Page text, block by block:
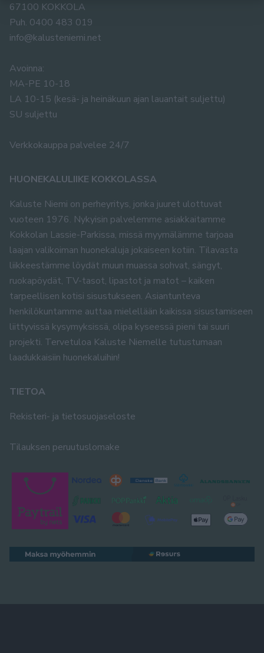
67100 KOKKOLA
Puh. 0400 483 019
info@kalusteniemi.net
Avoinna:
MA-PE 10-18
LA 10-15 (kesä- ja heinäkuun ajan lauantait suljettu)
SU suljettu
Verkkokauppa palvelee 24/7
HUONEKALULIIKE KOKKOLASSA
Kaluste Niemi on perheyritys, jonka juuret ulottuvat
vuoteen 1976. Nykyisin palvelemme asiakkaitamme
Kokkolan Lassie-Parkissa, missä myymälämme tarjoaa
laajan valikoiman huonekaluja jokaiseen kotiin. Tilavasta
liikkeestämme löydät muun muassa sohvat, sängyt,
ruokapöydät, TV-tasot, lipastot ja matot – kaiken
tarpeellisen kotisi sisustukseen. Asiantunteva
henkilökuntamme auttaa mielellään kaikissa sisustamiseen
liittyvissä kysymyksissä, olipa kyseessä pieni tai suuri
projekti. Tervetuloa Kaluste Niemelle tutustumaan
laadukkaisiin huonekaluihin!
TIETOA
Rekisteri- ja tietosuojaseloste
Tilauksen peruutuslomake